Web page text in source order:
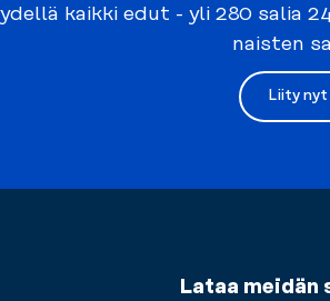
kaikki edut - yli 280 salia
naisten
Liity nyt
Lataa meidän